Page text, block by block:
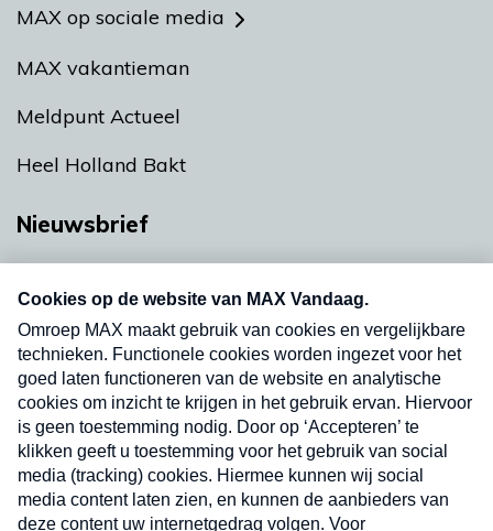
MAX op sociale media
MAX vakantieman
Meldpunt Actueel
Heel Holland Bakt
Nieuwsbrief
nieuwsbrief. Elke vrijdag- en dinsdagochtend in
uw mailbox.
Verzend